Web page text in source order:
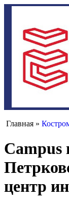
Главная »
Campus
центр